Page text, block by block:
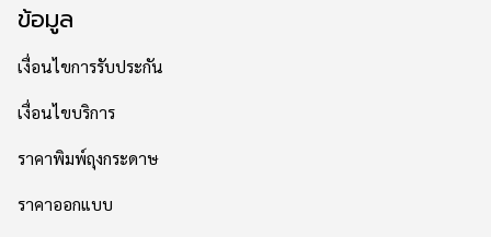
ข้อมูล
เงื่อนไขการรับประกัน
เงื่อนไขบริการ
ราคาพิมพ์ถุงกระดาษ
ราคาออกแบบ